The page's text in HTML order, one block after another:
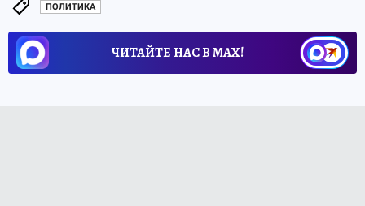
ПОЛИТИКА
ЧИТАЙТЕ НАС В МАХ!